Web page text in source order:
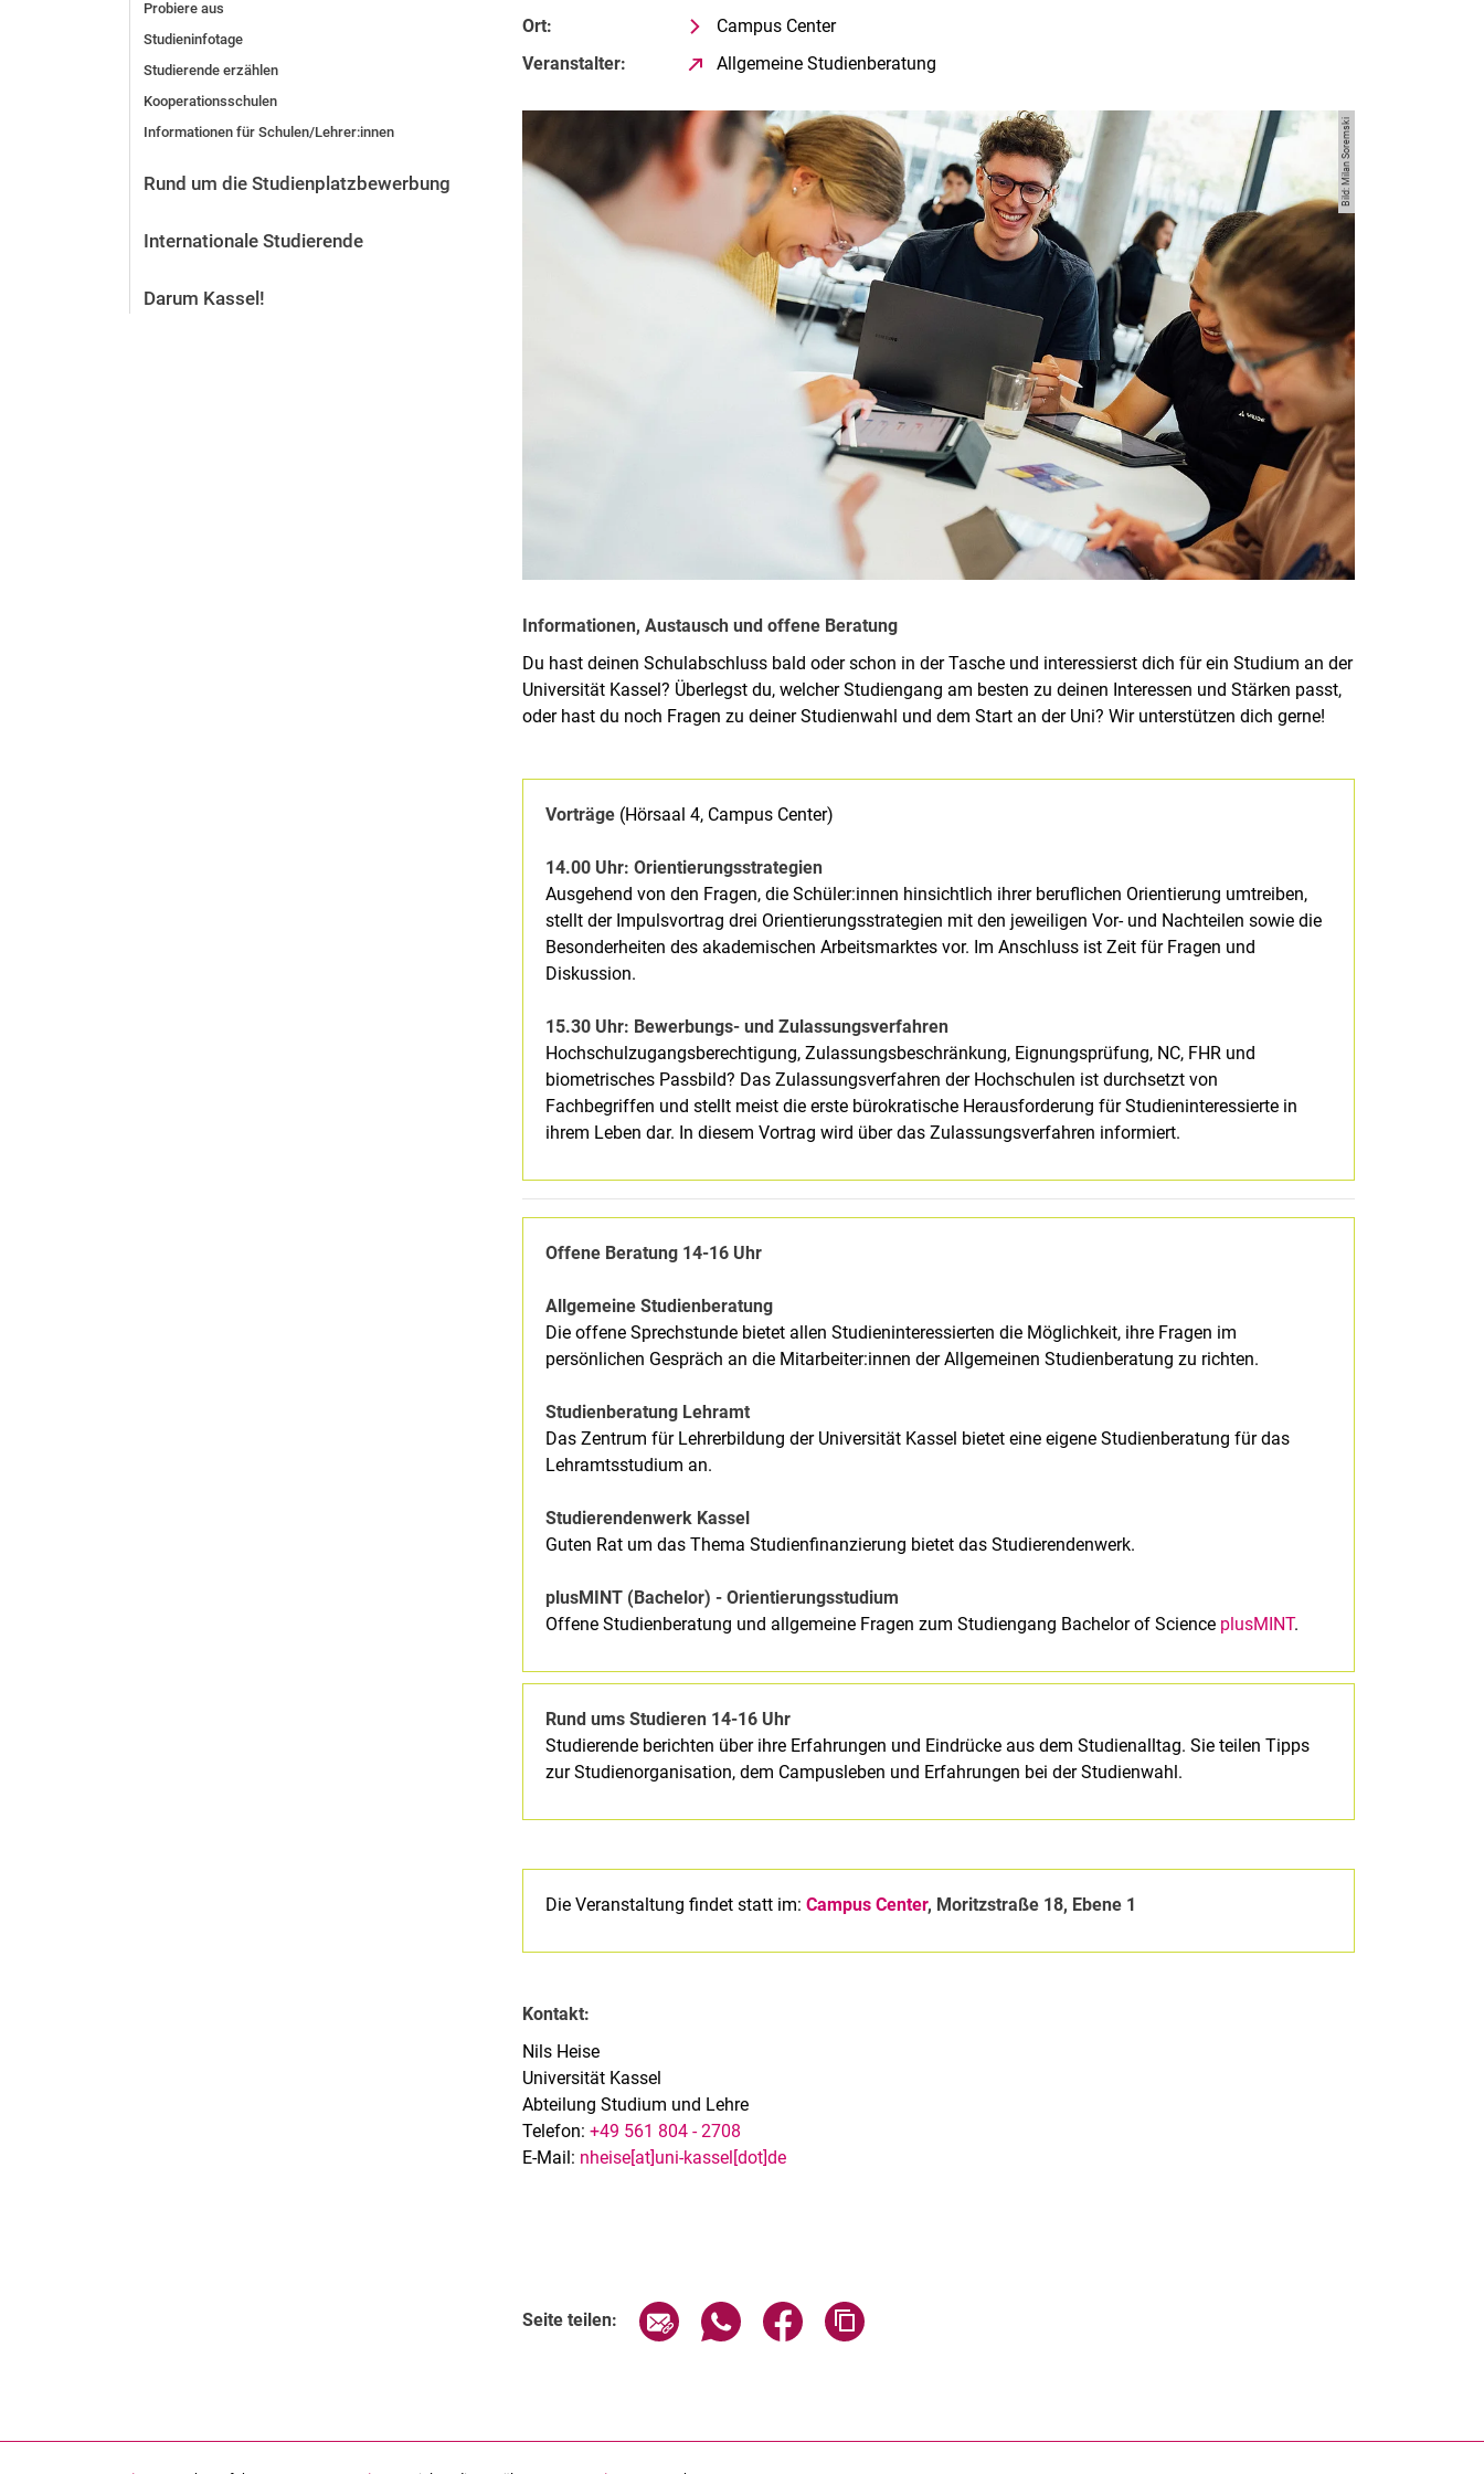
Stellenangebote
Alum­ni und Freunde
Kontakt und Standorte
Vor der Bewerbung
Nach der Bewerbung
Probiere aus
Studieninfotage
Studierende erzählen
Kooperationsschulen
Informationen für Schulen/Lehrer:innen
Rund um die Studienplatzbewerbung
Internationale Studierende
Darum Kassel!
Ort:
Campus Center
Veranstalter:
Allgemeine Studienberatung
Bild: Milan Soremski
Informationen, Austausch und offene Beratung
Du hast deinen Schulabschluss bald oder schon in der Tasche und interessierst dich für ein Studium an der
Universität Kassel? Überlegst du, welcher Studiengang am besten zu deinen Interessen und Stärken passt,
oder hast du noch Fragen zu deiner Studienwahl und dem Start an der Uni? Wir unterstützen dich gerne!
Vorträge (Hörsaal 4, Campus Center)
14.00 Uhr: Orientierungsstrategien
Ausgehend von den Fragen, die Schüler:innen hinsichtlich ihrer beruflichen Orientierung umtreiben,
stellt der Impulsvortrag drei Orientierungsstrategien mit den jeweiligen Vor- und Nachteilen sowie die
Besonderheiten des akademischen Arbeitsmarktes vor. Im Anschluss ist Zeit für Fragen und
Diskussion.
15.30 Uhr: Bewerbungs- und Zulassungsverfahren
Hochschulzugangsberechtigung, Zulassungsbeschränkung, Eignungsprüfung, NC, FHR und
biometrisches Passbild? Das Zulassungsverfahren der Hochschulen ist durchsetzt von
Fachbegriffen und stellt meist die erste bürokratische Herausforderung für Studieninteressierte in
ihrem Leben dar. In diesem Vortrag wird über das Zulassungsverfahren informiert.
Offene Beratung 14-16 Uhr
Allgemeine Studienberatung
Die offene Sprechstunde bietet allen Studieninteressierten die Möglichkeit, ihre Fragen im
persönlichen Gespräch an die Mitarbeiter:innen der Allgemeinen Studienberatung zu richten.
Studienberatung Lehramt
Das Zentrum für Lehrerbildung der Universität Kassel bietet eine eigene Studienberatung für das
Lehramtsstudium an.
Studierendenwerk Kassel
Guten Rat um das Thema Studienfinanzierung bietet das Studierendenwerk.
plusMINT (Bachelor) - Orientierungsstudium
Offene Studienberatung und allgemeine Fragen zum Studiengang Bachelor of Science plusMINT.
Rund ums Studieren 14-16 Uhr
Studierende berichten über ihre Erfahrungen und Eindrücke aus dem Studienalltag. Sie teilen Tipps
zur Studienorganisation, dem Campusleben und Erfahrungen bei der Studienwahl.
Die Veranstaltung findet statt im:Campus Center, Moritzstraße 18, Ebene 1
Kontakt:
Nils Heise
Universität Kassel
Abteilung Studium und Lehre
Telefon:+49 561 804 - 2708
E-Mail: nheise[at]uni-kassel[dot]de
Seite teilen: Seite über E-Mail teilen
Seite über WhatsApp teilen (externer Link, öffnet neues Fenster)
Seite über Facebook teilen (externer Link, öffnet neues Fenster)